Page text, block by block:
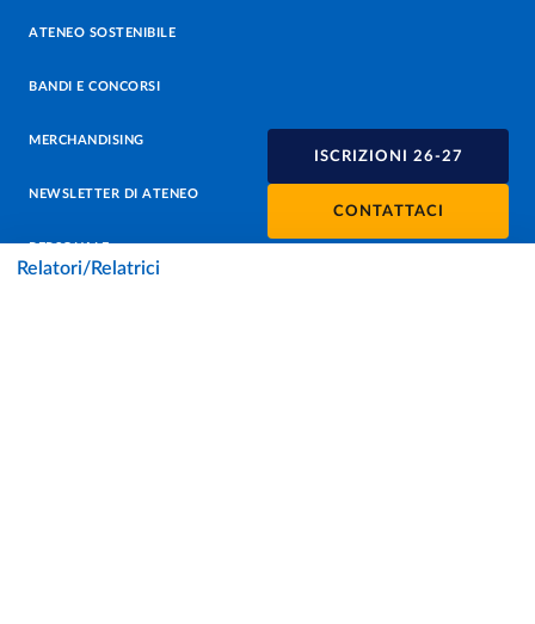
ISCRIZIONI 26-27
CONTATTACI
Relatori/Relatrici
ATENEO SOSTENIBILE
BANDI E CONCORSI
MERCHANDISING
NEWSLETTER DI ATENEO
PERSONALE